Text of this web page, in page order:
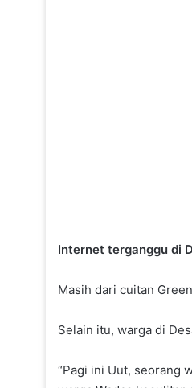
Internet terganggu di
Masih dari cuitan
Selain itu, warga di
“Pagi ini Uut, seorang